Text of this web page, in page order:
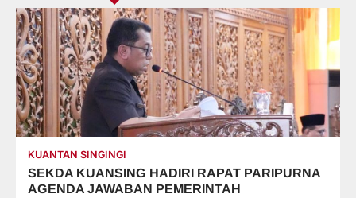
KUANTAN SINGINGI
SEKDA KUANSING HADIRI RAPAT PARIPURNA
AGENDA JAWABAN PEMERINTAH